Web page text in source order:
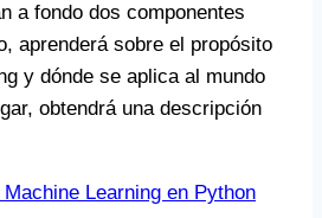
a fondo dos componentes
aprenderá sobre el propósito
y dónde se aplica al mundo
obtendrá una descripción
Learning en Python